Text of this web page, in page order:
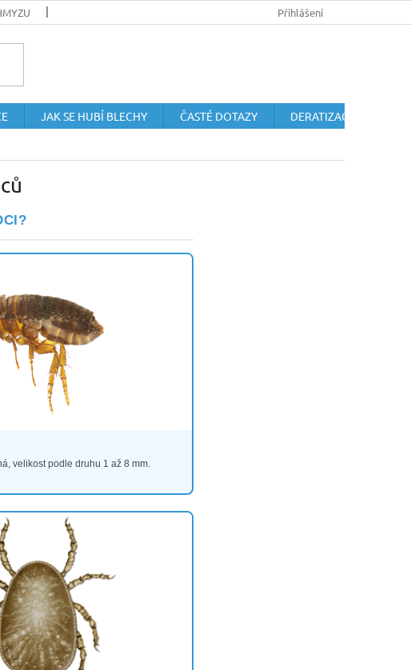
OCHRANA OSOBNÍCH ÚDAJŮ
Přihlášení
JAK SE HUBÍ BLECHY ČASTÉ DOTAZY
DERATIZACE
velikost podle druhu 1 až 8 mm.